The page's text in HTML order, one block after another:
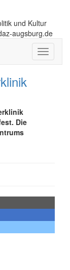
und Kultur
augsburg.de
Toggle
Die